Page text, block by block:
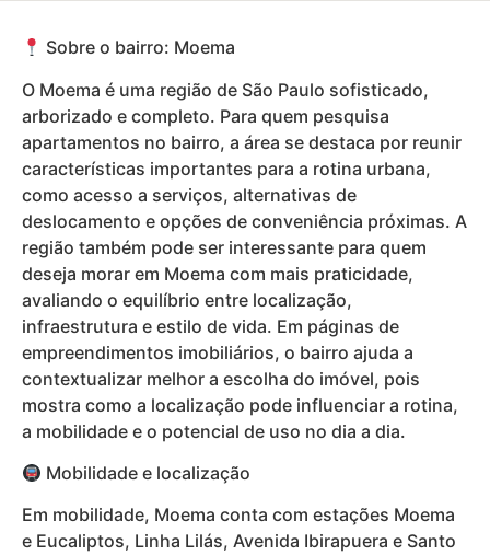
Sobre o bairro: Moema
O Moema é uma região de São Paulo sofisticado,
arborizado e completo. Para quem pesquisa
apartamentos no bairro, a área se destaca por reunir
características importantes para a rotina urbana,
como acesso a serviços, alternativas de
deslocamento e opções de conveniência próximas. A
região também pode ser interessante para quem
deseja morar em Moema com mais praticidade,
avaliando o equilíbrio entre localização,
infraestrutura e estilo de vida. Em páginas de
empreendimentos imobiliários, o bairro ajuda a
contextualizar melhor a escolha do imóvel, pois
mostra como a localização pode influenciar a rotina,
a mobilidade e o potencial de uso no dia a dia.
Mobilidade e localização
Em mobilidade, Moema conta com estações Moema
e Eucaliptos, Linha Lilás, Avenida Ibirapuera e Santo